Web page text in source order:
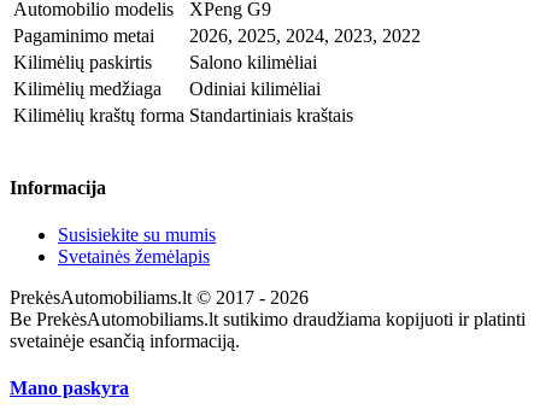
Automobilio modelis
XPeng G9
Pagaminimo metai
2026, 2025, 2024, 2023, 2022
Kilimėlių paskirtis
Salono kilimėliai
Kilimėlių medžiaga
Odiniai kilimėliai
Kilimėlių kraštų forma Standartiniais kraštais
Informacija
Susisiekite su mumis
Svetainės žemėlapis
PrekėsAutomobiliams.lt © 2017 - 2026
Be PrekėsAutomobiliams.lt sutikimo draudžiama kopijuoti ir platinti
svetainėje esančią informaciją.
Mano paskyra